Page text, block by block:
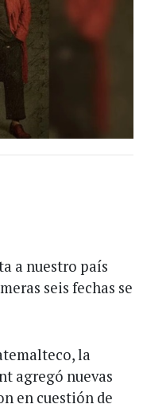
a nuestro país
seis fechas se
la
agregó nuevas
en cuestión de